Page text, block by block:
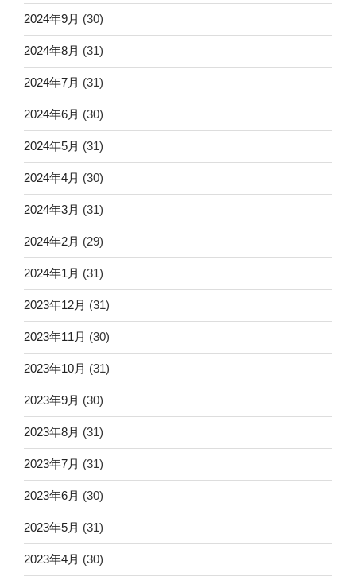
2024年9月 (30)
2024年8月 (31)
2024年7月 (31)
2024年6月 (30)
2024年5月 (31)
2024年4月 (30)
2024年3月 (31)
2024年2月 (29)
2024年1月 (31)
2023年12月 (31)
2023年11月 (30)
2023年10月 (31)
2023年9月 (30)
2023年8月 (31)
2023年7月 (31)
2023年6月 (30)
2023年5月 (31)
2023年4月 (30)